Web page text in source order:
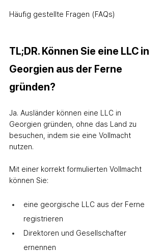
Häufig gestellte Fragen (FAQs)
TL;DR. Können Sie eine LLC in
Georgien aus der Ferne
gründen?
Ja. Ausländer können eine LLC in
Georgien gründen, ohne das Land zu
besuchen, indem sie eine Vollmacht
nutzen.
Mit einer korrekt formulierten Vollmacht
können Sie:
eine georgische LLC aus der Ferne
registrieren
Direktoren und Gesellschafter
ernennen